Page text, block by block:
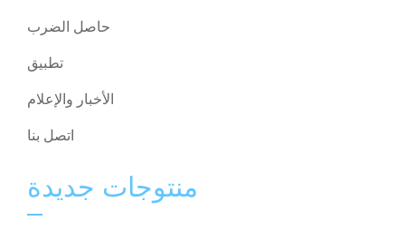
حاصل الضرب
تطبيق
الأخبار والإعلام
اتصل بنا
منتوجات جديدة